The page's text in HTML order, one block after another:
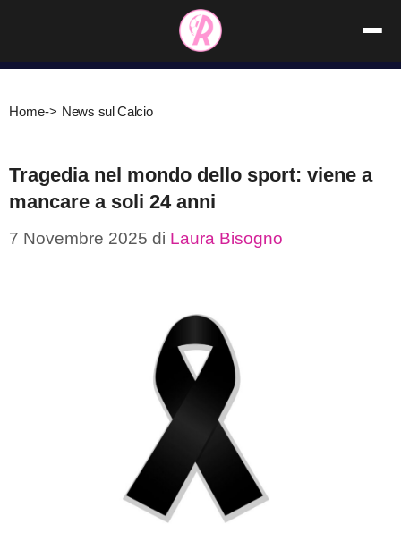
contenuto
Home-> News sul Calcio
Tragedia nel mondo dello sport: viene a
mancare a soli 24 anni
7 Novembre 2025 di Laura Bisogno